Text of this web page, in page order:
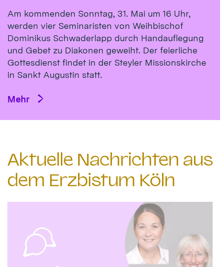
Am kommenden Sonntag, 31. Mai um 16 Uhr,
werden vier Seminaristen von Weihbischof
Dominikus Schwaderlapp durch Handauflegung
und Gebet zu Diakonen geweiht. Der feierliche
Gottesdienst findet in der Steyler Missionskirche
in Sankt Augustin statt.
Mehr
Aktuelle Nachrichten aus
dem Erzbistum Köln